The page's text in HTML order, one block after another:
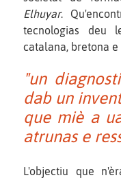
Elhuyar.
tecnologias deu
catalana, bretona e
"un
dab un
que miè a
atrunas e
L'objectiu que